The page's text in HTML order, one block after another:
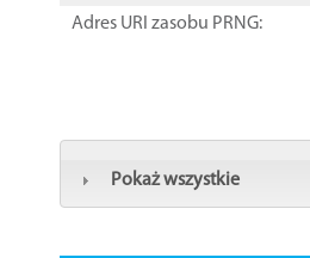
Adres URI zasobu PRNG:
Pokaż wszystkie